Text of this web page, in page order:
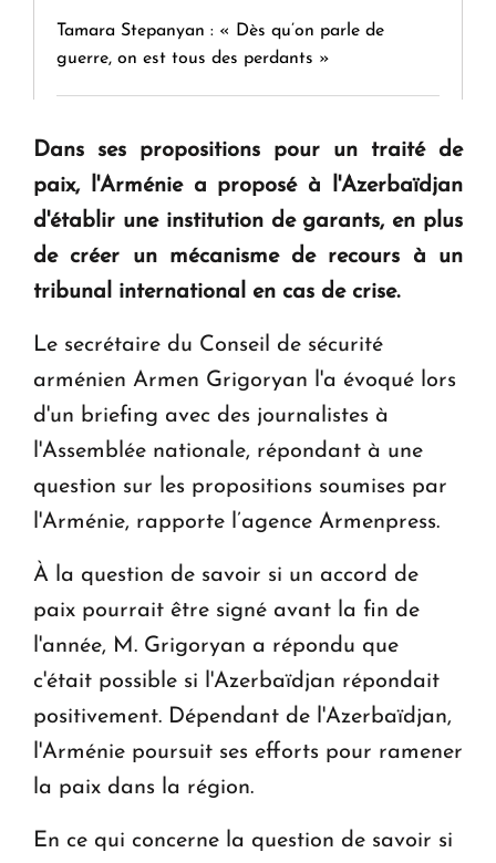
Tamara Stepanyan : « Dès qu’on parle de
guerre, on est tous des perdants »
question d'un référendum ne se pose pas. "
KASA : 30 ans d'audace, de résilience et d'avenir
en Arménie
Le premier hôtel Hyatt Regency d'Arménie
Dans ses propositions pour un traité de
paix, l'Arménie a proposé à l'Azerbaïdjan
d'établir une institution de garants, en plus
de créer un mécanisme de recours à un
tribunal international en cas de crise.
Le secrétaire du Conseil de sécurité
arménien Armen Grigoryan l'a évoqué lors
d'un briefing avec des journalistes à
l'Assemblée nationale, répondant à une
question sur les propositions soumises par
l'Arménie, rapporte l’agence Armenpress.
À la question de savoir si un accord de
paix pourrait être signé avant la fin de
l'année, M. Grigoryan a répondu que
c'était possible si l'Azerbaïdjan répondait
positivement. Dépendant de l'Azerbaïdjan,
l'Arménie poursuit ses efforts pour ramener
la paix dans la région.
En ce qui concerne la question de savoir si